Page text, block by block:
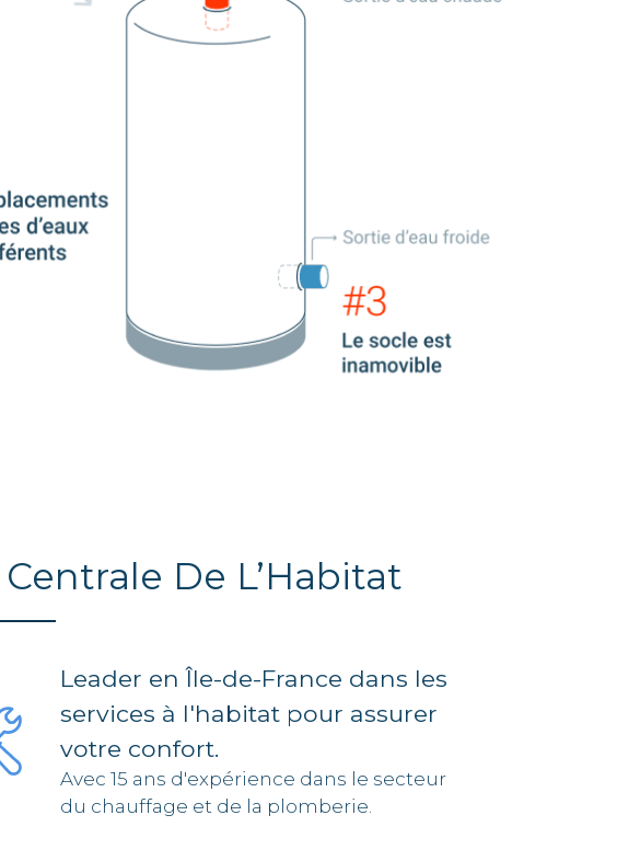
Centrale De L’Habitat
Leader en Île-de-France dans les
services à l'habitat pour assurer
votre confort.
Avec 15 ans d'expérience dans le secteur
du chauffage et de la plomberie.